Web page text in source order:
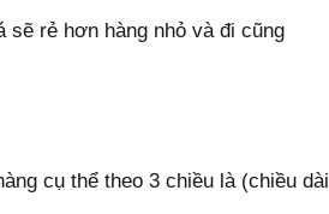
sẽ rẻ hơn hàng nhỏ và đi cũng
cụ thể theo 3 chiều là (chiều dài